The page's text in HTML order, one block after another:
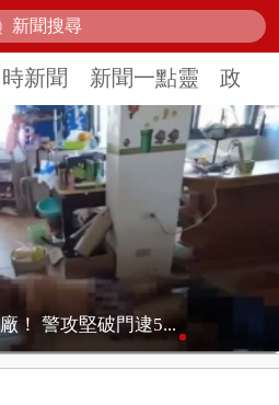
新聞 新聞一點靈 政治
... 店家竟稱「客...